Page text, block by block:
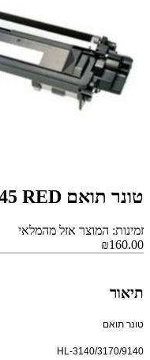
טונר תואם TN-245 RED
זמינות: המוצר אזל מהמלאי
₪160.00
תיאור
טונר תואם
HL-3140/3170/9140